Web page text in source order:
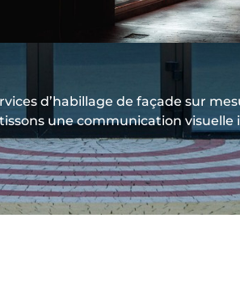
d’habillage de façade sur
une communication